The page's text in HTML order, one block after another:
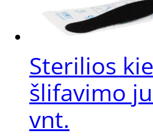
juostelių
Sterilios
šlifavimo
vnt.